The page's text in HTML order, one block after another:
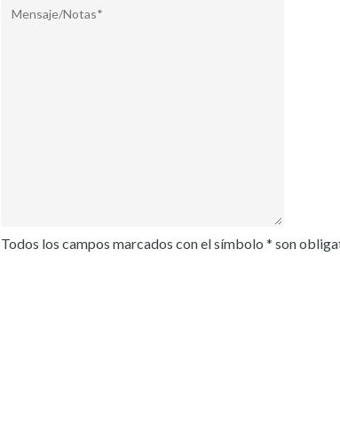
Todos los campos marcados con el símbolo * son